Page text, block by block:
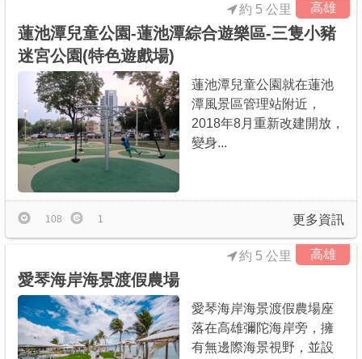
高雄
蓮池潭兒童公園-蓮池潭綜合遊樂區-三隻小豬
迷宮公園(特色遊戲場)
約 5 公里
蓮池潭兒童公園就在蓮池
潭風景區管理站附近，
2018年8月重新改建開放，
變身...
更多資訊
108 1
高雄
愛琴海岸海景渡假農場
約 5 公里
愛琴海岸海景渡假農場座
落在高雄彌陀海岸旁，擁
有無邊際海景視野，並設